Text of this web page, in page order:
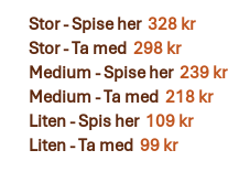
Stor - Spise her 328 kr
Stor - Ta med 298 kr
Medium - Spise her 239 kr
Medium - Ta med 218 kr
Liten - Spis her 109 kr
Liten - Ta med 99 kr